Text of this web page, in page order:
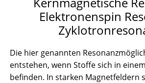
Elektronenspin
Die hier genannten
entstehen, wenn Stoffe sich in
befinden. In starken Magnetfeldern